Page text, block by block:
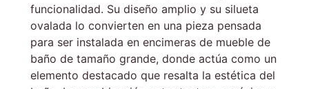
funcionalidad. Su diseño amplio y su silueta
ovalada lo convierten en una pieza pensada
para ser instalada en encimeras de mueble de
baño de tamaño grande, donde actúa como un
elemento destacado que resalta la estética del